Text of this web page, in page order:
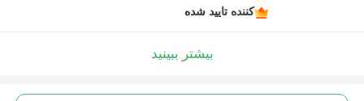
کننده تایید شده
بیشتر ببینید